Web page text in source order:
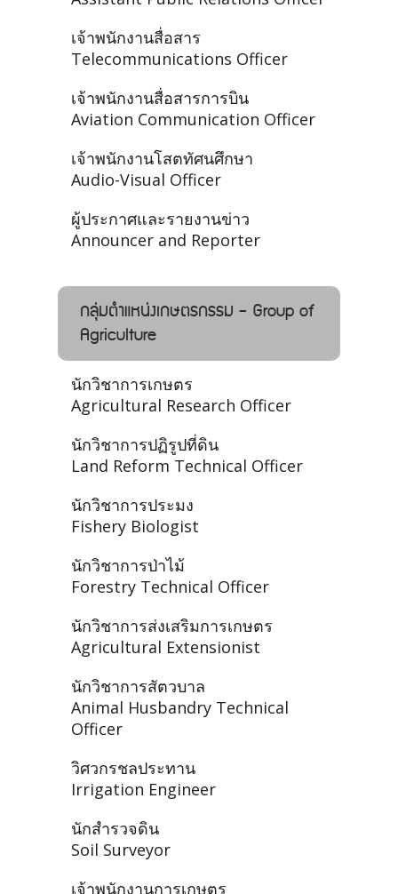
เจ้าพนักงานสื่อสาร
Telecommunications Officer
เจ้าพนักงานสื่อสารการบิน
Aviation Communication Officer
เจ้าพนักงานโสตทัศนศึกษา
Audio-Visual Officer
ผู้ประกาศและรายงานข่าว
Announcer and Reporter
กลุ่มตำแหน่งเกษตรกรรม - Group of
Agriculture
นักวิชาการเกษตร
Agricultural Research Officer
นักวิชาการปฏิรูปที่ดิน
Land Reform Technical Officer
นักวิชาการประมง
Fishery Biologist
นักวิชาการป่าไม้
Forestry Technical Officer
นักวิชาการส่งเสริมการเกษตร
Agricultural Extensionist
นักวิชาการสัตวบาล
Animal Husbandry Technical
Officer
วิศวกรชลประทาน
Irrigation Engineer
นักสำรวจดิน
Soil Surveyor
เจ้าพนักงานการเกษตร